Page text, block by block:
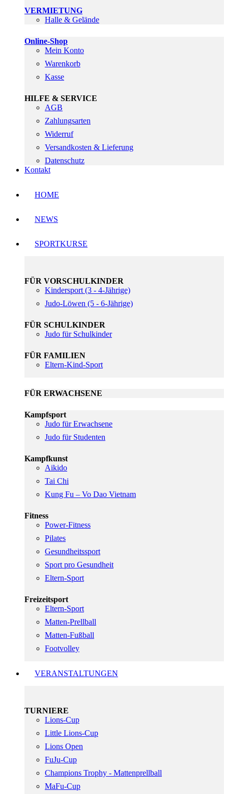
VERMIETUNG
Halle & Gelände
Online-Shop
Mein Konto
Warenkorb
Kasse
HILFE & SERVICE
AGB
Zahlungsarten
Widerruf
Versandkosten & Lieferung
Datenschutz
Kontakt
HOME
NEWS
SPORTKURSE
FÜR VORSCHULKINDER
Kindersport (3 - 4-Jährige)
Judo-Löwen (5 - 6-Jährige)
FÜR SCHULKINDER
Judo für Schulkinder
FÜR FAMILIEN
Eltern-Kind-Sport
FÜR ERWACHSENE
Kampfsport
Judo für Erwachsene
Judo für Studenten
Kampfkunst
Aikido
Tai Chi
Kung Fu – Vo Dao Vietnam
Fitness
Power-Fitness
Pilates
Gesundheitssport
Sport pro Gesundheit
Eltern-Sport
Freizeitsport
Eltern-Sport
Matten-Prellball
Matten-Fußball
Footvolley
VERANSTALTUNGEN
TURNIERE
Lions-Cup
Little Lions-Cup
Lions Open
FuJu-Cup
Champions Trophy - Mattenprellball
MaFu-Cup